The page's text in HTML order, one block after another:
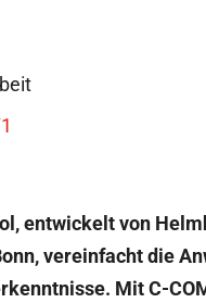
entwickelt von
vereinfacht die
Mit C-